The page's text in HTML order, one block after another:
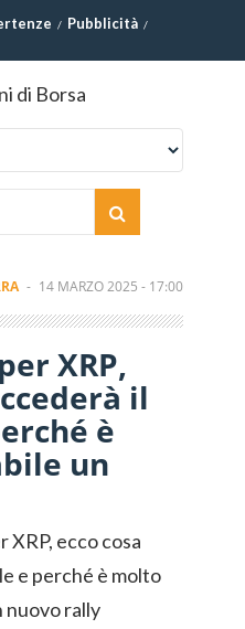
Pubblicità
- 14 MARZO 2025 - 17:00
XRP,
il
è
un